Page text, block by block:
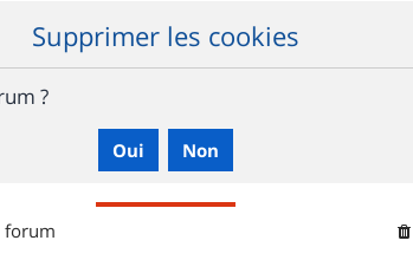
Supprimer les cookies
?
forum